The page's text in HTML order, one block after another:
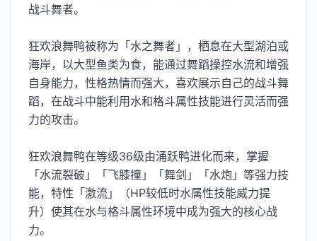
战斗舞者。
狂欢浪舞鸭被称为「水之舞者」，栖息在大型湖泊或
海岸，以大型鱼类为食，能通过舞蹈操控水流和增强
自身能力，性格热情而强大，喜欢展示自己的战斗舞
蹈，在战斗中能利用水和格斗属性技能进行灵活而强
力的攻击。
狂欢浪舞鸭在等级36级由涌跃鸭进化而来，掌握
「水流裂破」「飞膝撞」「舞剑」「水炮」等强力技
能，特性「激流」（HP较低时水属性技能威力提
升）使其在水与格斗属性环境中成为强大的核心战
力。